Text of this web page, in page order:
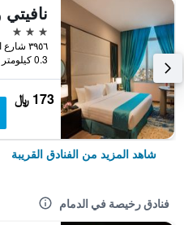
3 نجوم
0.3 كيلومتر عن وسط المدينة
173 ﷼
شاهد المزيد من الفنادق القريبة
فنادق رخيصة في الدمام